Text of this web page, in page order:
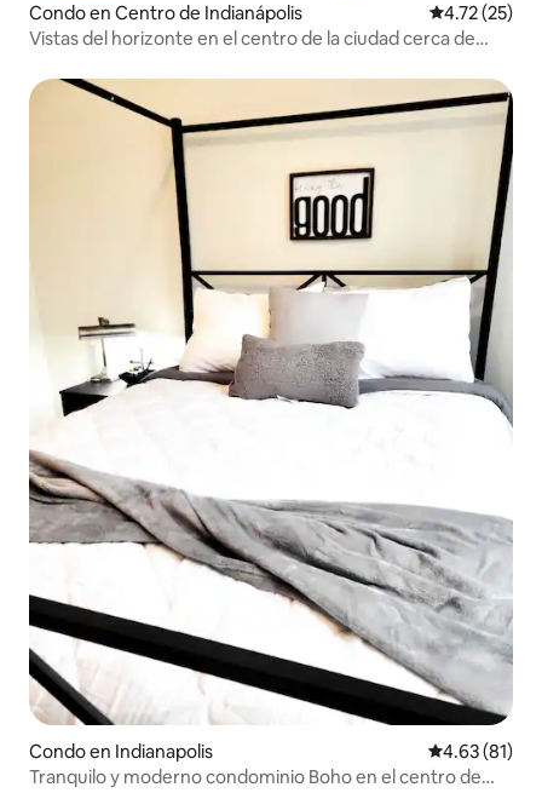
Condo en Centro de Indianápolis Calificación
4.72 (25)
Vistas del horizonte en el centro de la ciudad cerca de
Condo en Indianapolis Calificación
4.63 (81)
Tranquilo y moderno condominio Boho en el centro de